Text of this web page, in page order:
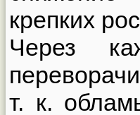
крепких
Через
т. к.